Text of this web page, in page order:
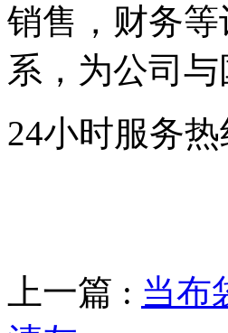
销售，财务
系，为公司
24小时服务热
上一篇 : 当布